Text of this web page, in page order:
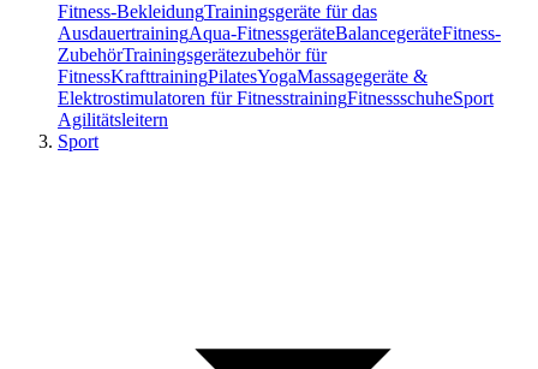
Fitness-BekleidungTrainingsgeräte für das
AusdauertrainingAqua-FitnessgeräteBalancegeräteFitness-
ZubehörTrainingsgerätezubehör für
FitnessKrafttrainingPilatesYogaMassagegeräte &
Elektrostimulatoren für FitnesstrainingFitnessschuheSport
Agilitätsleitern
Sport